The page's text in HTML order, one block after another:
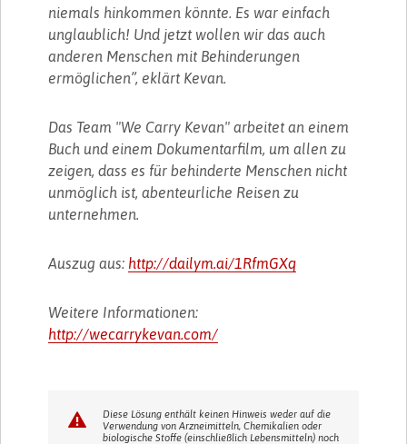
niemals hinkommen könnte. Es war einfach
unglaublich! Und jetzt wollen wir das auch
anderen Menschen mit Behinderungen
ermöglichen”, eklärt Kevan.
Das Team "We Carry Kevan" arbeitet an einem
Buch und einem Dokumentarfilm, um allen zu
zeigen, dass es für behinderte Menschen nicht
unmöglich ist, abenteurliche Reisen zu
unternehmen.
Auszug aus: http://dailym.ai/1RfmGXq
Weitere Informationen:
http://wecarrykevan.com/
Diese Lösung enthält keinen Hinweis weder auf die
Verwendung von Arzneimitteln, Chemikalien oder
biologische Stoffe (einschließlich Lebensmitteln) noch